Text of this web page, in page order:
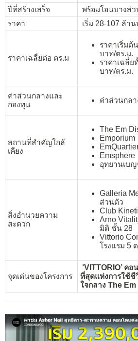
ปีที่สร้างเสร็จ
พร้อมโอนบางส่ว
ราคา
เริ่ม 28-107 ล้า
ราคาเฉลี่ยต่อ ตร.ม
ราคาเริ่มต้
บาท/ตร.ม.
ราคาเฉลี่ย
บาท/ตร.ม.
ค่าส่วนกลางและ
กองทุน
ค่าส่วนกลา
สถานที่สำคัญใกล้
เคียง
The Em
Emporium
Emsphere
อุทยานเบญ
สิ่งอำนวยความ
สะดวก
Galleria
ส่วนตัว
Club
Arno
มิติ ชั้น 28
Vittorio
โรงแรม 5
จุดเด่นของโครงการ
‘VITTORIO’ ค
ที่สุดแห่งการใช้ชี
ใจกลาง The